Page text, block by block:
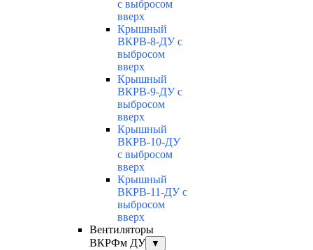
с выбросом
вверх
Крышный
ВКРВ-8-ДУ с
выбросом
вверх
Крышный
ВКРВ-9-ДУ с
выбросом
вверх
Крышный
ВКРВ-10-ДУ
с выбросом
вверх
Крышный
ВКРВ-11-ДУ с
выбросом
вверх
Вентиляторы
ВКРФм ДУ
▼